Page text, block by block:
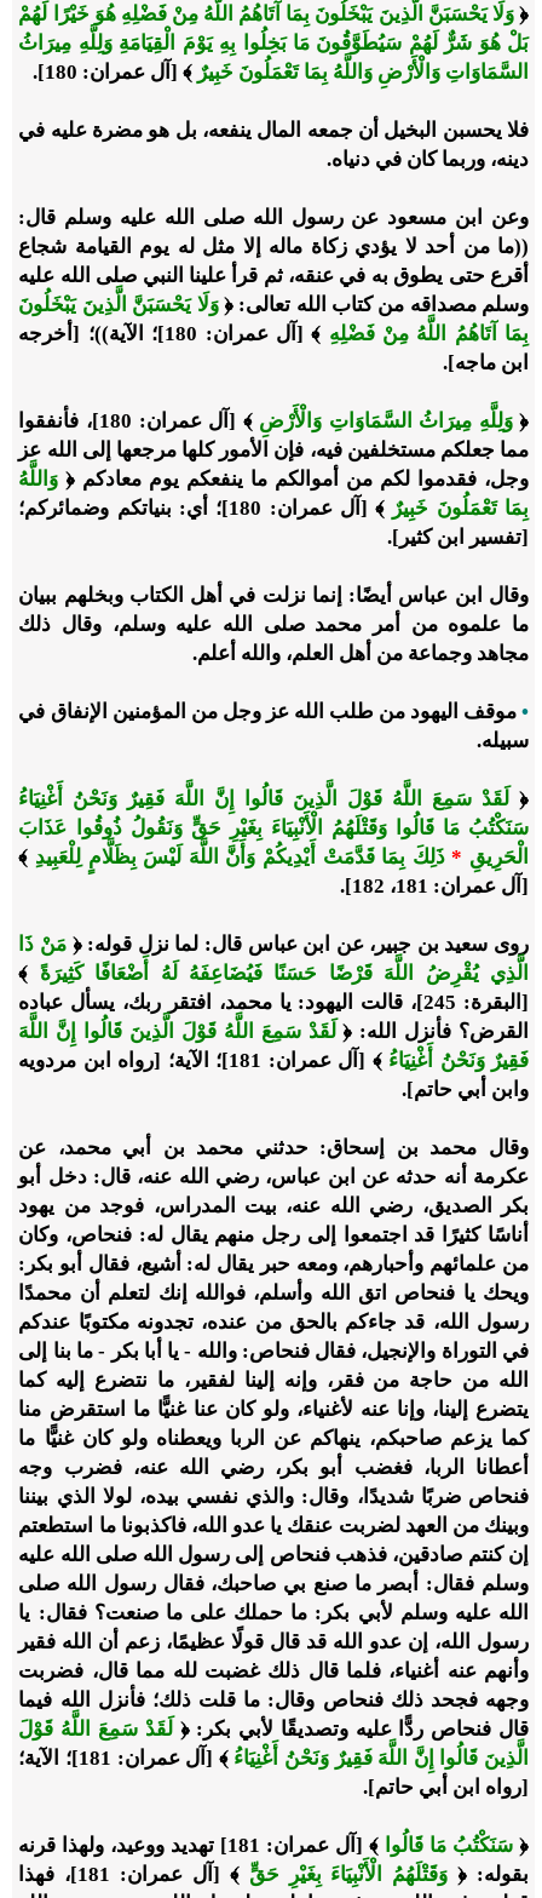
﴿وَلَا يَحْسَبَنَّ الَّذِينَ يَبْخَلُونَ بِمَا آتَاهُمُ اللَّهُ مِنْ فَضْلِهِ هُوَ خَيْرًا لَهُمْ
بَلْ هُوَ شَرٌّ لَهُمْ سَيُطَوَّقُونَ مَا بَخِلُوا بِهِ يَوْمَ الْقِيَامَةِ وَلِلَّهِ مِيرَاثُ
السَّمَاوَاتِ وَالْأَرْضِ وَاللَّهُ بِمَا تَعْمَلُونَ خَبِيرٌ ﴾ [آل عمران: 180].
فلا يحسبن البخيل أن جمعه المال ينفعه، بل هو مضرة عليه في
دينه، وربما كان في دنياه.
وعن ابن مسعود عن رسول الله صلى الله عليه وسلم قال:
((ما من أحد لا يؤدي زكاة ماله إلا مثل له يوم القيامة شجاع
أقرع حتى يطوق به في عنقه، ثم قرأ علينا النبي صلى الله عليه
وسلم مصداقه من كتاب الله تعالى: ﴿وَلَا يَحْسَبَنَّ الَّذِينَ يَبْخَلُونَ
بِمَا آتَاهُمُ اللَّهُ مِنْ فَضْلِهِ
﴾ [آل عمران: 180]؛ الآية))؛ [أخرجه
ابن ماجه].
﴿وَلِلَّهِ مِيرَاثُ السَّمَاوَاتِ وَالْأَرْضِ
﴾ [آل عمران: 180]، فأنفقوا
مما جعلكم مستخلفين فيه، فإن الأمور كلها مرجعها إلى الله عز
وجل، فقدموا لكم من أموالكم ما ينفعكم يوم معادكم ﴿ وَاللَّهُ
بِمَا تَعْمَلُونَ خَبِيرٌ
﴾ [آل عمران: 180]؛ أي: بنياتكم وضمائركم؛
[تفسير ابن كثير].
وقال ابن عباس أيضًا: إنما نزلت في أهل الكتاب وبخلهم ببيان
ما علموه من أمر محمد صلى الله عليه وسلم، وقال ذلك
مجاهد وجماعة من أهل العلم، والله أعلم.
•موقف اليهود من طلب الله عز وجل من المؤمنين الإنفاق في
سبيله.
﴿ لَقَدْ سَمِعَ اللَّهُ قَوْلَ الَّذِينَ قَالُوا إِنَّ اللَّهَ فَقِيرٌ وَنَحْنُ أَغْنِيَاءُ
سَنَكْتُبُ مَا قَالُوا وَقَتْلَهُمُ الْأَنْبِيَاءَ بِغَيْرِ حَقٍّ وَنَقُولُ ذُوقُوا عَذَابَ
الْحَرِيقِ *ذَلِكَ بِمَا قَدَّمَتْ أَيْدِيكُمْ وَأَنَّ اللَّهَ لَيْسَ بِظَلَّامٍ لِلْعَبِيدِ ﴾
[آل عمران: 181، 182].
روى سعيد بن جبير، عن ابن عباس قال: لما نزل قوله: ﴿ مَنْ ذَا
الَّذِي يُقْرِضُ اللَّهَ قَرْضًا حَسَنًا فَيُضَاعِفَهُ لَهُ أَضْعَافًا كَثِيرَةً ﴾
[البقرة: 245]، قالت اليهود: يا محمد، افتقر ربك، يسأل عباده
القرض؟ فأنزل الله: ﴿لَقَدْ سَمِعَ اللَّهُ قَوْلَ الَّذِينَ قَالُوا إِنَّ اللَّهَ
فَقِيرٌ وَنَحْنُ أَغْنِيَاءُ
﴾ [آل عمران: 181]؛ الآية؛ [رواه ابن مردويه
وابن أبي حاتم].
وقال محمد بن إسحاق: حدثني محمد بن أبي محمد، عن
عكرمة أنه حدثه عن ابن عباس، رضي الله عنه، قال: دخل أبو
بكر الصديق، رضي الله عنه، بيت المدراس، فوجد من يهود
أناسًا كثيرًا قد اجتمعوا إلى رجل منهم يقال له: فنحاص، وكان
من علمائهم وأحبارهم، ومعه حبر يقال له: أشيع، فقال أبو بكر:
ويحك يا فنحاص اتق الله وأسلم، فوالله إنك لتعلم أن محمدًا
رسول الله، قد جاءكم بالحق من عنده، تجدونه مكتوبًا عندكم
في التوراة والإنجيل، فقال فنحاص: والله - يا أبا بكر - ما بنا إلى
الله من حاجة من فقر، وإنه إلينا لفقير، ما نتضرع إليه كما
يتضرع إلينا، وإنا عنه لأغنياء، ولو كان عنا غنيًّا ما استقرض منا
كما يزعم صاحبكم، ينهاكم عن الربا ويعطناه ولو كان غنيًّا ما
أعطانا الربا، فغضب أبو بكر، رضي الله عنه، فضرب وجه
فنحاص ضربًا شديدًا، وقال: والذي نفسي بيده، لولا الذي بيننا
وبينك من العهد لضربت عنقك يا عدو الله، فاكذبونا ما استطعتم
إن كنتم صادقين، فذهب فنحاص إلى رسول الله صلى الله عليه
وسلم فقال: أبصر ما صنع بي صاحبك، فقال رسول الله صلى
الله عليه وسلم لأبي بكر: ما حملك على ما صنعت؟ فقال: يا
رسول الله، إن عدو الله قد قال قولًا عظيمًا، زعم أن الله فقير
وأنهم عنه أغنياء، فلما قال ذلك غضبت لله مما قال، فضربت
وجهه فجحد ذلك فنحاص وقال: ما قلت ذلك؛ فأنزل الله فيما
قال فنحاص ردًّا عليه وتصديقًا لأبي بكر: ﴿لَقَدْ سَمِعَ اللَّهُ قَوْلَ
الَّذِينَ قَالُوا إِنَّ اللَّهَ فَقِيرٌ وَنَحْنُ أَغْنِيَاءُ
﴾ [آل عمران: 181]؛ الآية؛
[رواه ابن أبي حاتم].
﴿ سَنَكْتُبُ مَا قَالُوا
﴾ [آل عمران: 181] تهديد ووعيد، ولهذا قرنه
بقوله: ﴿ وَقَتْلَهُمُ الْأَنْبِيَاءَ بِغَيْرِ حَقٍّ
﴾ [آل عمران: 181]، فهذا